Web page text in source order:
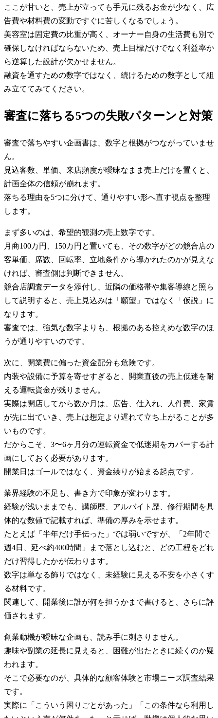
ここが甘いと、売上が立っても手元に残るお金が少なく、広
告費や材料費の変動ですぐに苦しくなるでしょう。
美容室は固定費の比重が高く、オーナー自身の生活費も別で
確保しなければならないため、売上目標だけでなく利益率か
ら逆算した設計が欠かせません。
融資を通すための数字ではなく、続けるための数字として組
み立ててみてください。
審査に落ちる5つの失敗パターンと対策
審査で落ちやすい企画書は、数字と根拠がつながっていませ
ん。
見込客数、単価、来店頻度が曖昧なまま売上だけを置くと、
計画全体の信頼が崩れます。
落ちる理由を5つに分けて、通りやすい形へ直す視点を整理
します。
まず多いのは、希望的観測の売上数字です。
月商100万円、150万円と置いても、その数字がどの競合店の
客単価、席数、回転率、立地条件から導かれたのかが見えな
ければ、審査側は判断できません。
競合店調査データを添付し、近隣の価格帯や集客導線と照ら
して説明すると、売上見込みは「願望」ではなく「仮説」に
なります。
審査では、強気な数字よりも、根拠のある控えめな数字のほ
うが通りやすいのです。
次に、開業費に偏った資金配分も危険です。
内装や設備に予算を寄せすぎると、開業直後の売上低迷を耐
える運転資金が残りません。
実際は開店してから数か月は、広告、仕入れ、人件費、家賃
が先に出ていき、売上は想定より遅れて立ち上がることが多
いものです。
だからこそ、3〜6ヶ月分の運転資金で低迷期をカバーする計
画にしておく必要があります。
開業日はゴールではなく、資金繰りが始まる起点です。
業界経験の不足も、書き方で印象が変わります。
経験が浅いままでも、講師歴、アルバイト歴、修行期間を具
体的な数値で記載すれば、準備の厚みを示せます。
たとえば「半年だけ手伝った」では弱いですが、「2年間で
週4日、延べ約400時間」まで落とし込むと、どの工程をどれ
だけ習得したかが伝わります。
数字は単なる飾りではなく、未経験に見える不安を小さくす
る材料です。
関連して、開業後に誰が何を担うかまで書けると、さらに評
価されます。
創業動機が曖昧な企画も、読み手に刺さりません。
趣味や副業の延長に見えると、困難が出たときに続くのか疑
われます。
そこで必要なのが、具体的な顧客体験と市場ニーズ調査結果
です。
実際に「こういう困りごとがあった」「この条件なら利用し